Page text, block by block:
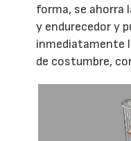
forma, se ahorra
y endurecedor y
inmediatamente
de costumbre,